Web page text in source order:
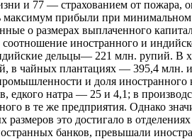
и 77 — страхованием от пожара,
максимум прибыли при
о размерах выплаченного
иностранного и
дельцы— 221 млн. рупий. В
в чайных плантациях — 395,4 млн.
и доля иностранного
натра — 25 и 4,1; в
в те же предприятия. Однако
это достигало в
банков, превышали